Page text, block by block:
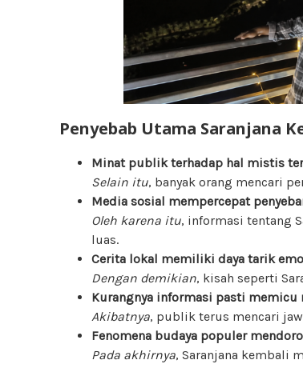
Penyebab Utama Saranjana
Minat publik terhadap hal mistis
Selain itu, banyak orang mencari
Media sosial mempercepat
Oleh karena itu, informasi tentang
luas.
Cerita lokal memiliki daya tarik
Dengan demikian, kisah seperti
Kurangnya informasi pasti memicu
Akibatnya, publik terus mencari
Fenomena budaya populer
Pada akhirnya, Saranjana kembali